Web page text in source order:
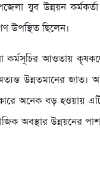
যুব উন্নয়ন
উপস্থিত ছিলেন।
কর্মসূচির আওতায়
উন্নতমানের জাত।
অনেক বড় হওয়ায়
উন্নয়নের